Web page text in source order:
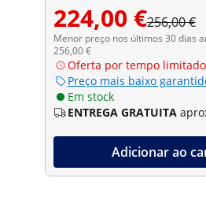
224,00 €256,00 €
Menor preço nos últimos 30 dias
256,00 €
Oferta por tempo limitado
Preço mais baixo
Em stock
ENTREGA GRATUITA
Adicionar ao